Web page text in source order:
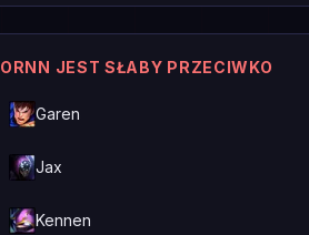
ORNN JEST SŁABY PRZECIWKO
Garen
Jax
Kennen